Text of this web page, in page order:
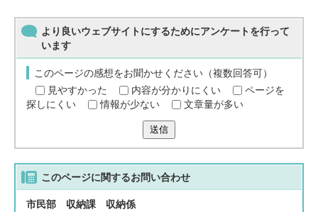
より良いウェブサイトにするためにアンケートを行って
います
このページの感想をお聞かせください（複数回答可）
見やすかった
内容が分かりにくい
ページを
探しにくい
情報が少ない 文章量が多い
送信
このページに関するお問い合わせ
市民部 収納課 収納係